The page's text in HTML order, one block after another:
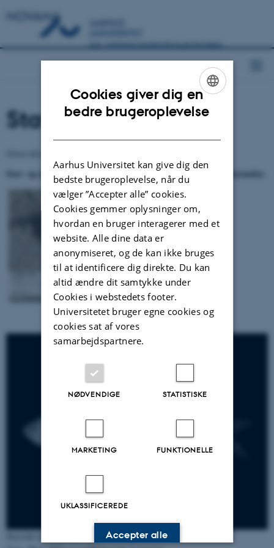
NOVANA
Stav- og majsild
Stav- og majsild blev sidst rapporteret i 2015. Se rapporten herunder.
ENGLISH
Cookies giver dig en
bedre brugeroplevelse
Aarhus Universitet kan give dig den
bedste brugeroplevelse, når du
vælger ”Accepter alle” cookies.
Cookies gemmer oplysninger om,
hvordan en bruger interagerer med et
website. Alle dine data er
anonymiseret, og de kan ikke bruges
til at identificere dig direkte. Du kan
altid ændre dit samtykke under
Cookies i webstedets footer.
Universitetet bruger egne cookies og
cookies sat af vores
samarbejdspartnere.
NØDVENDIGE STATISTISKE
MARKETING FUNKTIONELLE
UKLASSIFICEREDE
Accepter alle